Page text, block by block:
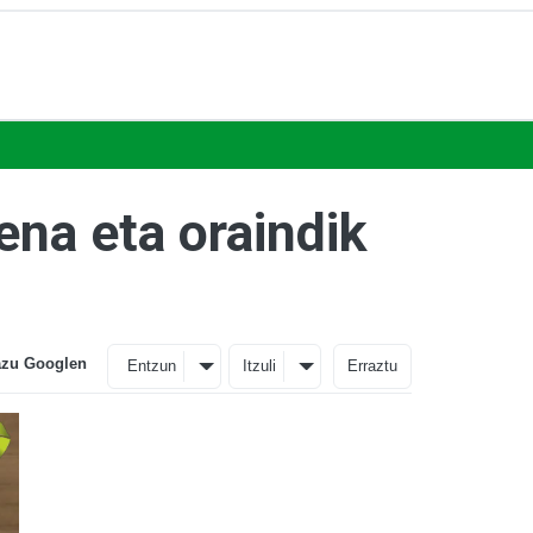
eta oraindik
Googlen Entzun Itzuli Erraztu